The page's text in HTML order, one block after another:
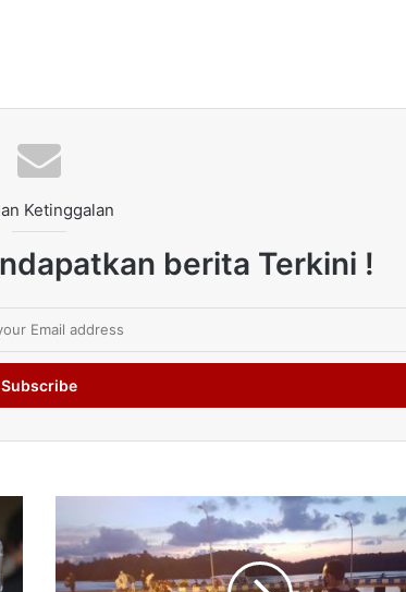
Ketinggalan
berita Terkini !